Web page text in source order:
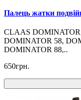
Палець жатки
CLAAS
DOMINATOR 58,
DOMINATOR 88,..
650грн.